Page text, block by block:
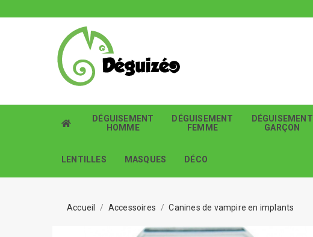
DÉGUISEMENT
HOMME
DÉGUISEMENT
FEMME
DÉGUISEMENT
GARÇON
LENTILLES MASQUES DÉCO
Accueil Accessoires Canines de vampire en implants